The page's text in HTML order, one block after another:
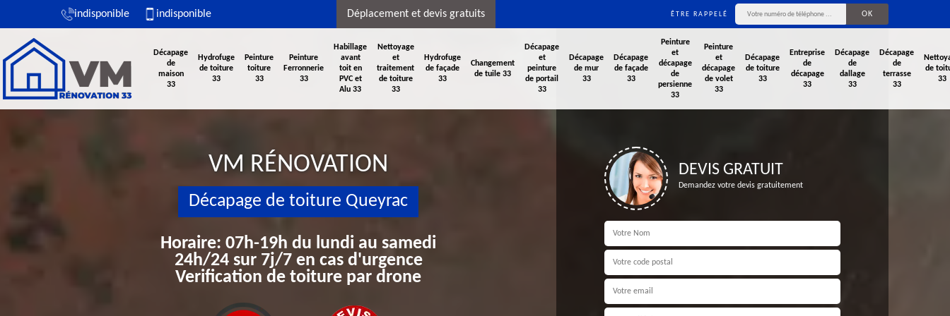
indisponible indisponible Déplacement et devis gratuits ÊTRE RAPPELÉ
Décapage
de
maison
33
Hydrofuge
de toiture
33
Peinture
toiture
33
Peinture
Ferronnerie
33
Habillage
avant
toit en
PVC et
Alu 33
Nettoyage
et
traitement
de toiture
33
Hydrofuge
de façade
33
Changement
de tuile 33
Décapage
et
peinture
de portail
33
Décapage
de mur
33
Décapage
de façade
33
Peinture
et
décapage
de
persienne
33
Peinture
et
décapage
de volet
33
Décapage
de toiture
33
Entreprise
de
décapage
33
Décapage
de
dallage
33
Décapage
de
terrasse
33
de
33
VM RÉNOVATION
Décapage de toiture Queyrac
Horaire: 07h-19h du lundi au samedi
24h/24 sur 7j/7 en cas d'urgence
Verification de toiture par drone
DEVIS GRATUIT
Demandez votre devis gratuitement